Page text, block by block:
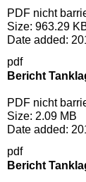
PDF nicht
Size: 963.29
Date added:
pdf
Bericht
PDF nicht
Size: 2.09 MB
Date added:
pdf
Bericht